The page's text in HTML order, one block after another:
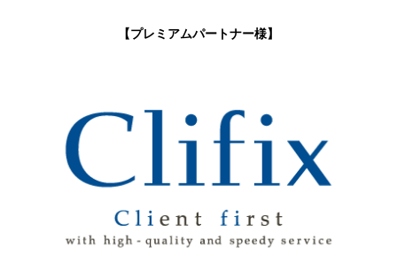
【プレミアムパートナー様】